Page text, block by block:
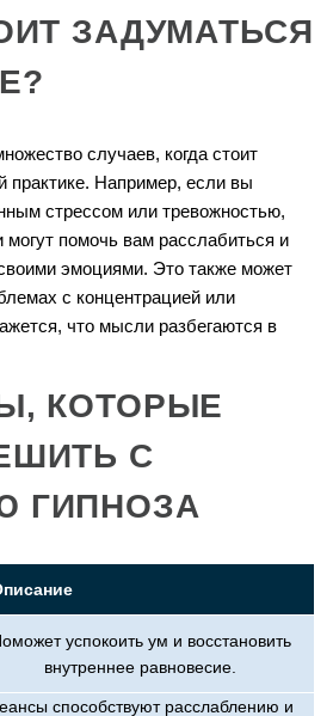
ЗАДУМАТЬСЯ
случаев, когда стоит
практике. Например, если вы
стрессом или тревожностью,
могут помочь вам расслабиться и
эмоциями. Это также может
с концентрацией или
что мысли разбегаются в
КОТОРЫЕ
С
ГИПНОЗА
успокоить ум и восстановить
внутреннее равновесие.
способствуют расслаблению и